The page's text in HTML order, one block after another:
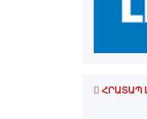
ՀՐԱՏԱՊ
Ռուսիոյ ԱԳՆ